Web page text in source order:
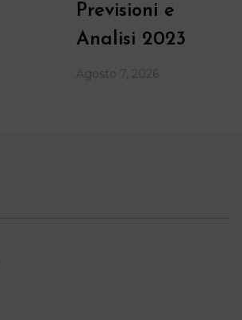
Previsioni e
Analisi 2023
Agosto 7, 2026